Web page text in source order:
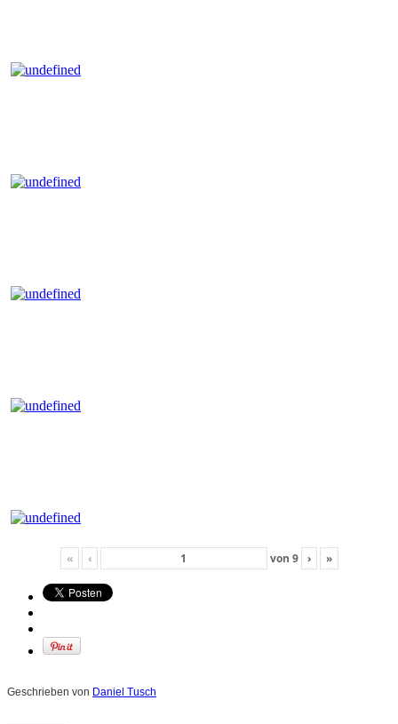
« ‹ von 9 › »
Geschrieben von Daniel Tusch